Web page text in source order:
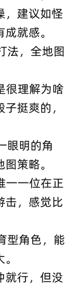
，建议如怪
就感。
法，全地图
很理解为啥
挺爽的，
眼明的角
策略。
一一位在正
击，感觉比
型角色，能
就行，但没